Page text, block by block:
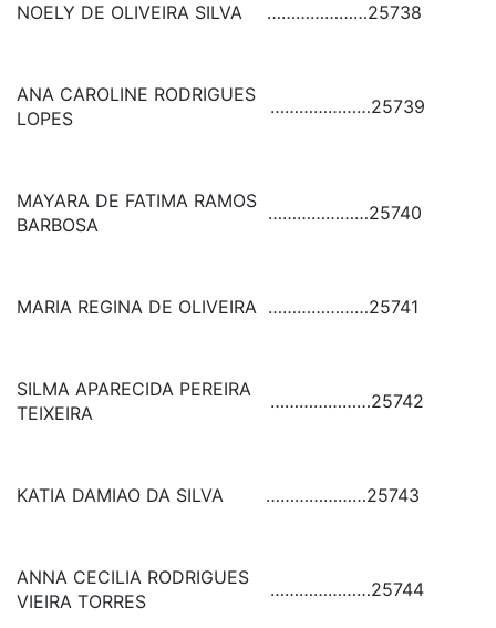
NOELY DE OLIVEIRA SILVA …………………25738
ANA CAROLINE RODRIGUES
LOPES
…………………25739
MAYARA DE FATIMA RAMOS
BARBOSA
…………………25740
MARIA REGINA DE OLIVEIRA …………………25741
SILMA APARECIDA PEREIRA
TEIXEIRA
…………………25742
KATIA DAMIAO DA SILVA …………………25743
ANNA CECILIA RODRIGUES
VIEIRA TORRES
…………………25744